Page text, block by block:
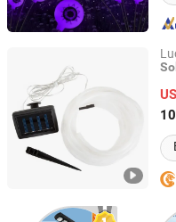
Ningbo Smart Light Co.,
Zhejiang, China